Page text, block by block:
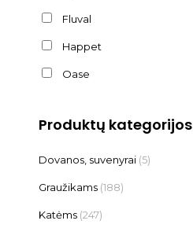
Fluval
Happet
Oase
Produktų kategorijos
Dovanos, suvenyrai (5)
Graužikams (188)
Katėms (247)